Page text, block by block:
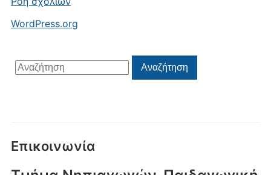
WordPress.org
Αναζήτηση
για:
Αναζήτηση
Επικοινωνία